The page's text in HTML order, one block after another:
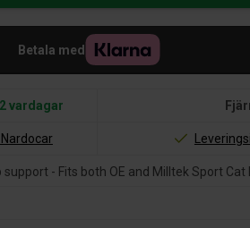
Betala med
vardagar
- Fits both OE and Milltek Sport Cat